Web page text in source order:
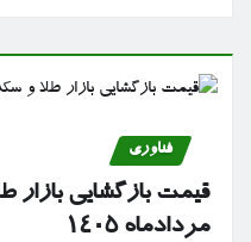
فناوری
مردادماه ۱۴۰۵